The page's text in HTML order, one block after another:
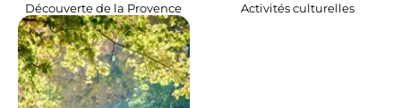
Découverte de la Provence Activités culturelles